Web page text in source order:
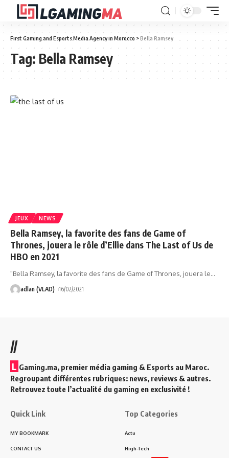
First Gaming and Esports Media Agency in Morocco >Bella Ramsey
Tag: Bella Ramsey
JEUX NEWS
Bella Ramsey, la favorite des fans de Game of
Thrones, jouera le rôle d’Ellie dans The Last of Us de
HBO en 2021
"Bella Ramsey, la favorite des fans de Game of Thrones, jouera le…
adlan (VLAD) 16/02/2021
//
L Gaming.ma, premier média gaming & Esports au Maroc.
Regroupant différentes rubriques: news, reviews & autres.
Retrouvez toute l’actualité du gaming en exclusivité !
Quick Link
MY BOOKMARK
CONTACT US
Top Categories
Actu
High-Tech